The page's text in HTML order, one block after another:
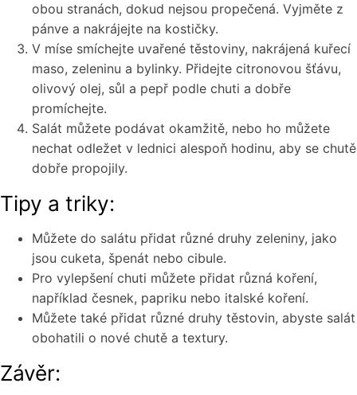
obou stranách, dokud nejsou propečená. Vyjměte z
pánve a nakrájejte na kostičky.
V míse smíchejte uvařené těstoviny, nakrájená kuřecí
maso, zeleninu a bylinky. Přidejte citronovou šťávu,
olivový olej, sůl a pepř podle chuti a dobře
promíchejte.
Salát můžete podávat okamžitě, nebo ho můžete
nechat odležet v lednici alespoň hodinu, aby se chutě
dobře propojily.
Tipy a triky:
Můžete do salátu přidat různé druhy zeleniny, jako
jsou cuketa, špenát nebo cibule.
Pro vylepšení chuti můžete přidat různá koření,
například česnek, papriku nebo italské koření.
Můžete také přidat různé druhy těstovin, abyste salát
obohatili o nové chutě a textury.
Závěr: